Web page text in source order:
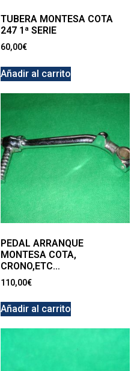
TUBERA MONTESA COTA
247 1ª SERIE
60,00€
Añadir al carrito
PEDAL ARRANQUE
MONTESA COTA,
CRONO,ETC…
110,00€
Añadir al carrito